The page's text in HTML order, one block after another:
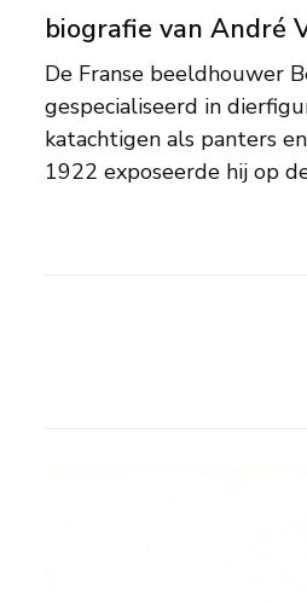
biografie van André
De Franse beeldhouwer
gespecialiseerd in
katachtigen als panters
1922 exposeerde hij op
lid was. Becquerel was
dierbeeldhouwer, en
historische,